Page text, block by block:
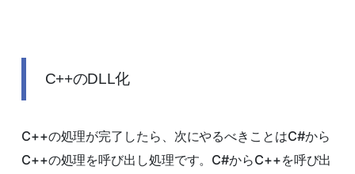
C++のDLL化
C++の処理が完了したら、次にやるべきことはC#から
C++の処理を呼び出し処理です。C#からC++を呼び出